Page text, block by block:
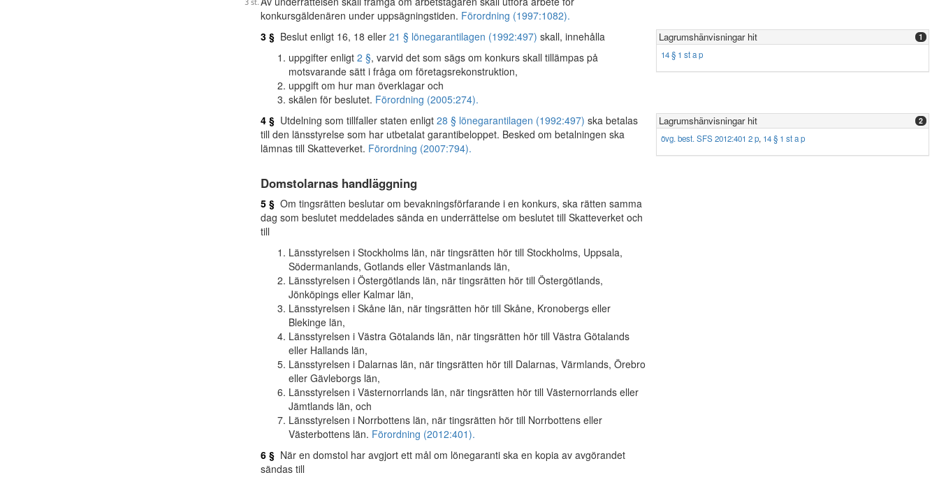
konkursgäldenären under uppsägningstiden. Förordning (1997:1082).
3 § Beslut enligt 16, 18 eller 21 § lönegarantilagen (1992:497) skall, innehålla
uppgifter enligt 2 §, varvid det som sägs om konkurs skall tillämpas på
motsvarande sätt i fråga om företagsrekonstruktion,
uppgift om hur man överklagar och
skälen för beslutet. Förordning (2005:274).
Lagrumshänvisningar hit 1
14 § 1 st a p
4 § Utdelning som tillfaller staten enligt 28 § lönegarantilagen (1992:497) ska betalas
till den länsstyrelse som har utbetalat garantibeloppet. Besked om betalningen ska
lämnas till Skatteverket. Förordning (2007:794).
Lagrumshänvisningar hit 2
övg. best. SFS 2012:401 2 p, 14 § 1 st a p
Domstolarnas handläggning
5 § Om tingsrätten beslutar om bevakningsförfarande i en konkurs, ska rätten samma
dag som beslutet meddelades sända en underrättelse om beslutet till Skatteverket och
till
Länsstyrelsen i Stockholms län, när tingsrätten hör till Stockholms, Uppsala,
Södermanlands, Gotlands eller Västmanlands län,
Länsstyrelsen i Östergötlands län, när tingsrätten hör till Östergötlands,
Jönköpings eller Kalmar län,
Länsstyrelsen i Skåne län, när tingsrätten hör till Skåne, Kronobergs eller
Blekinge län,
Länsstyrelsen i Västra Götalands län, när tingsrätten hör till Västra Götalands
eller Hallands län,
Länsstyrelsen i Dalarnas län, när tingsrätten hör till Dalarnas, Värmlands, Örebro
eller Gävleborgs län,
Länsstyrelsen i Västernorrlands län, när tingsrätten hör till Västernorrlands eller
Jämtlands län, och
Länsstyrelsen i Norrbottens län, när tingsrätten hör till Norrbottens eller
Västerbottens län. Förordning (2012:401).
6 § När en domstol har avgjort ett mål om lönegaranti ska en kopia av avgörandet
sändas till